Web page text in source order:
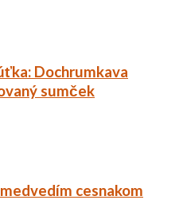
Dochrumkava
sumček
cesnakom